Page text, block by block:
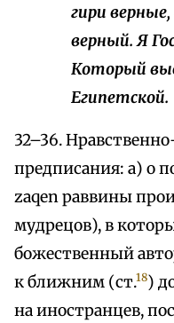
гири
верный. Я
Который
Египетской.
32–36.
предписания: а) о
zaqen раввины
мудрецов), в
божественный
к ближним (ст.18)
на иностранцев,